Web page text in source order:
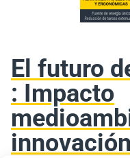
El futuro
: Impacto